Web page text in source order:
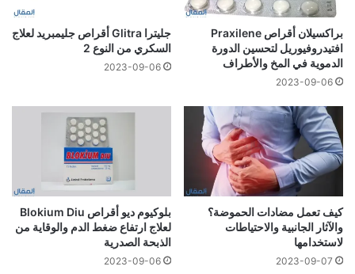
براكسيلان أقراص Praxilene
افتيدروفيوريل لتحسين الدورة
الدموية في المخ والأطراف
2023-09-06
جليترا Glitra أقراص جليمبريد لعلاج
السكري من النوع 2
2023-09-06
كيف تعمل مضادات الحموضة؟
والآثار الجانبية والاحتياطات
لاستخدامها
2023-09-07
بلوكيوم ديو أقراص Blokium Diu
لعلاج ارتفاع ضغط الدم والوقاية من
الذبحة الصدرية
2023-09-06